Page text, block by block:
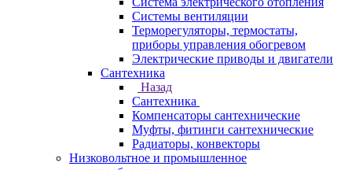
Системы вентиляции
Терморегуляторы, термостаты,
приборы управления обогревом
Электрические приводы и двигатели
Сантехника
Назад
Сантехника
Компенсаторы сантехнические
Муфты, фитинги сантехнические
Радиаторы, конвекторы
Низковольтное и промышленное